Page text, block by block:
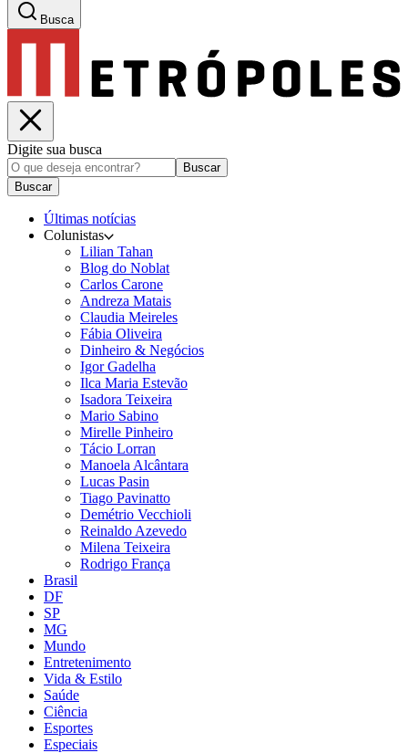
Busca
Digite sua busca
Buscar
Buscar
Últimas notícias
Colunistas
Lilian Tahan
Blog do Noblat
Carlos Carone
Andreza Matais
Claudia Meireles
Fábia Oliveira
Dinheiro & Negócios
Igor Gadelha
Ilca Maria Estevão
Isadora Teixeira
Mario Sabino
Mirelle Pinheiro
Tácio Lorran
Manoela Alcântara
Lucas Pasin
Tiago Pavinatto
Demétrio Vecchioli
Reinaldo Azevedo
Milena Teixeira
Rodrigo França
Brasil
DF
SP
MG
Mundo
Entretenimento
Vida & Estilo
Saúde
Ciência
Esportes
Especiais